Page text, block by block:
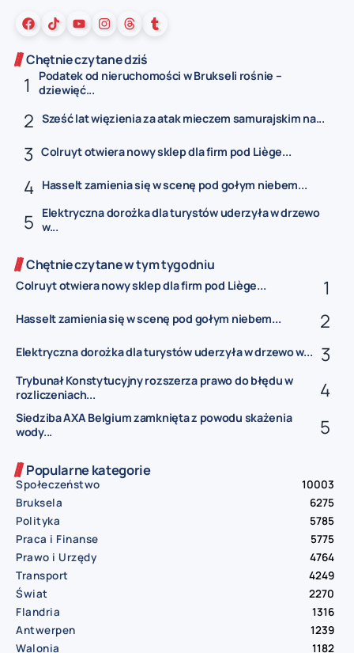
Chętnie czytane dziś
Podatek od nieruchomości w Brukseli rośnie –
dziewięć...
Sześć lat więzienia za atak mieczem samurajskim na...
Colruyt otwiera nowy sklep dla firm pod Liège...
Hasselt zamienia się w scenę pod gołym niebem...
Elektryczna dorożka dla turystów uderzyła w drzewo
w...
Chętnie czytane w tym tygodniu
Colruyt otwiera nowy sklep dla firm pod Liège...
Hasselt zamienia się w scenę pod gołym niebem...
Elektryczna dorożka dla turystów uderzyła w drzewo w...
Trybunał Konstytucyjny rozszerza prawo do błędu w
rozliczeniach...
Siedziba AXA Belgium zamknięta z powodu skażenia
wody...
Popularne kategorie
Społeczeństwo
10003
Bruksela
6275
Polityka
5785
Praca i Finanse
5775
Prawo i Urzędy
4764
Transport
4249
Świat
2270
Flandria
1316
Antwerpen
1239
Walonia
1182